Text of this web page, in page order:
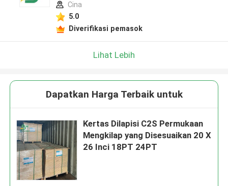
Cina
5.0
Diverifikasi pemasok
Lihat Lebih
Dapatkan Harga Terbaik untuk
Kertas Dilapisi C2S Permukaan
Mengkilap yang Disesuaikan 20 X
26 Inci 18PT 24PT